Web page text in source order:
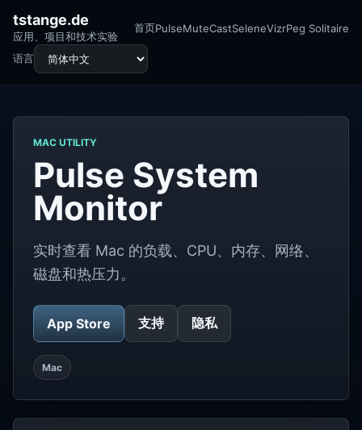
tstange.de
应用、项目和技术实验
首页PulseMuteCastSeleneVizrPeg Solitaire
语言
MAC UTILITY
Pulse System
Monitor
实时查看 Mac 的负载、CPU、内存、网络、
磁盘和热压力。
App Store 支持 隐私
Mac